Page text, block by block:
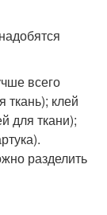
всего
ткань); клей
для ткани);
разделить